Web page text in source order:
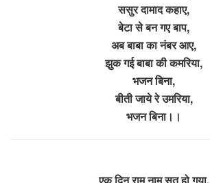
ससुर दामाद कहाए,
बेटा से बन गए बाप,
अब बाबा का नंबर आए,
झुक गई बाबा की कमरिया,
भजन बिना,
बीती जाये रे उमरिया,
भजन बिना।।
एक दिन राम नाम सत हो गया,